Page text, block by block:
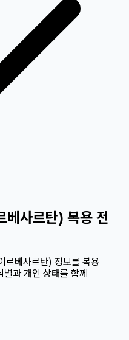
사르탄) 복용 전
베사르탄) 정보를 복용
별과 개인 상태를 함께